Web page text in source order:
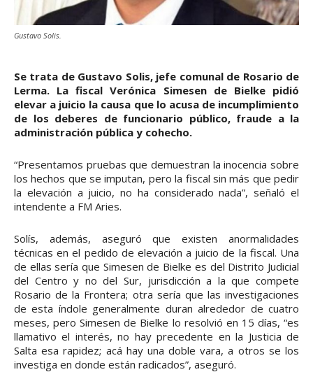
Gustavo Solis.
Se trata de Gustavo Solis, jefe comunal de Rosario de
Lerma. La fiscal Verónica Simesen de Bielke pidió
elevar a juicio la causa que lo acusa de incumplimiento
de los deberes de funcionario público, fraude a la
administración pública y cohecho.
“Presentamos pruebas que demuestran la inocencia sobre
los hechos que se imputan, pero la fiscal sin más que pedir
la elevación a juicio, no ha considerado nada”, señaló el
intendente a FM Aries.
Solís, además, aseguró que existen anormalidades
técnicas en el pedido de elevación a juicio de la fiscal. Una
de ellas sería que Simesen de Bielke es del Distrito Judicial
del Centro y no del Sur, jurisdicción a la que compete
Rosario de la Frontera; otra sería que las investigaciones
de esta índole generalmente duran alrededor de cuatro
meses, pero Simesen de Bielke lo resolvió en 15 días, “es
llamativo el interés, no hay precedente en la Justicia de
Salta esa rapidez; acá hay una doble vara, a otros se los
investiga en donde están radicados”, aseguró.